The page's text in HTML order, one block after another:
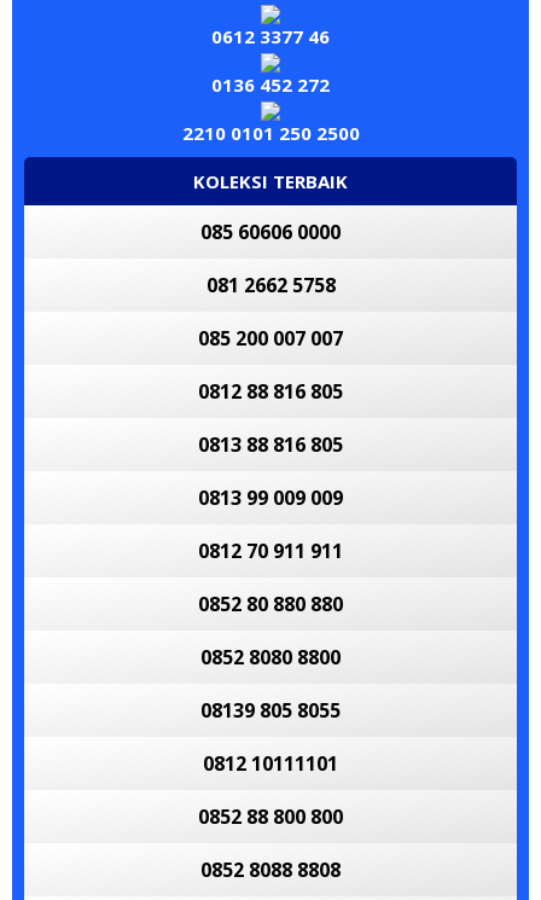
0612 3377 46
0136 452 272
2210 0101 250 2500
KOLEKSI TERBAIK
085 60606 0000
081 2662 5758
085 200 007 007
0812 88 816 805
0813 88 816 805
0813 99 009 009
0812 70 911 911
0852 80 880 880
0852 8080 8800
08139 805 8055
0812 10111101
0852 88 800 800
0852 8088 8808